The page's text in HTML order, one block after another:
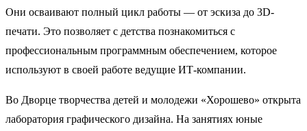
Они осваивают полный цикл работы — от эскиза до 3D-
печати. Это позволяет с детства познакомиться с
профессиональным программным обеспечением, которое
используют в своей работе ведущие ИТ-компании.
Во Дворце творчества детей и молодежи «Хорошево» открыта
лаборатория графического дизайна. На занятиях юные